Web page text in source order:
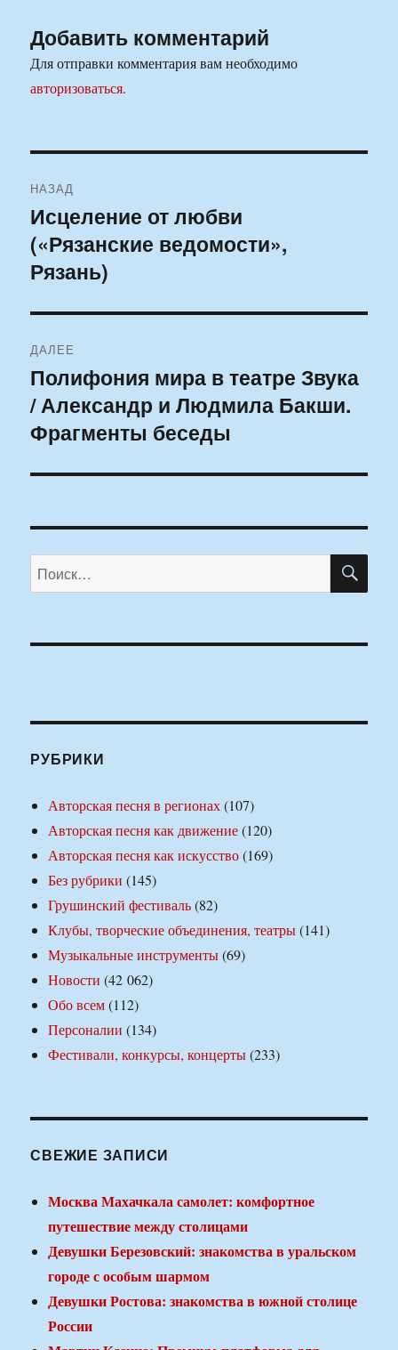
Добавить комментарий
Для отправки комментария вам необходимо
авторизоваться.
по
записям
НАЗАД
Предыдущая
запись:
Исцеление от любви
(«Рязанские ведомости»,
Рязань)
ДАЛЕЕ
Следующая
запись:
Полифония мира в театре Звука
/ Александр и Людмила Бакши.
Фрагменты беседы
Искать:
РУБРИКИ
Авторская песня в регионах(107)
Авторская песня как движение(120)
Авторская песня как искусство(169)
Без рубрики (145)
Грушинский фестиваль(82)
Клубы, творческие объединения, театры(141)
Музыкальные инструменты(69)
Новости (42 062)
Обо всем(112)
Персоналии (134)
Фестивали, конкурсы, концерты(233)
СВЕЖИЕ ЗАПИСИ
Москва Махачкала самолет: комфортное
путешествие между столицами
Девушки Березовский: знакомства в уральском
городе с особым шармом
Девушки Ростова: знакомства в южной столице
России